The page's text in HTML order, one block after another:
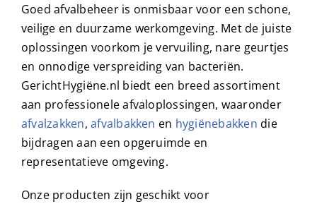
Goed afvalbeheer is onmisbaar voor een schone,
veilige en duurzame werkomgeving. Met de juiste
oplossingen voorkom je vervuiling, nare geurtjes
en onnodige verspreiding van bacteriën.
GerichtHygiëne.nl biedt een breed assortiment
aan professionele afvaloplossingen, waaronder
afvalzakken,afvalbakken en hygiënebakkendie
bijdragen aan een opgeruimde en
representatieve omgeving.
Onze producten zijn geschikt voor